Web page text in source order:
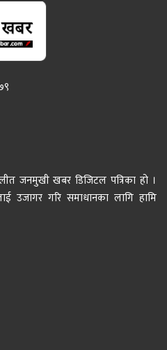
जनमुखी खबर डिजिटल पत्रिका हो ।
उजागर गरि समाधानका लागि हामि